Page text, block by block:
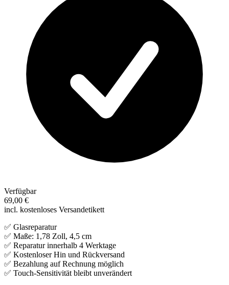
Verfügbar
69,00 €
incl. kostenloses Versandetikett
✅ Glasreparatur
✅ Maße: 1,78 Zoll, 4,5 cm
✅ Reparatur innerhalb 4 Werktage
✅ Kostenloser Hin und Rückversand
✅ Bezahlung auf Rechnung möglich
✅ Touch-Sensitivität bleibt unverändert